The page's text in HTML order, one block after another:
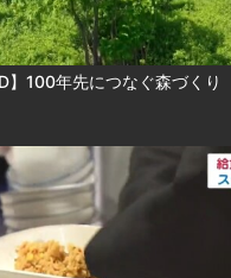
】100年先につなぐ森づくり